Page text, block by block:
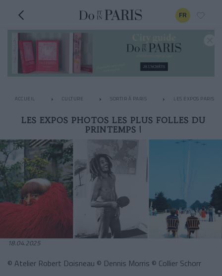
FR
ACCUEIL CULTURE SORTIR À PARIS LES EXPOS
LES EXPOS PHOTOS LES PLUS FOLLES DU
PRINTEMPS !
18.04.2025
© Atelier Robert Doisneau © Dennis Morris © Collier Schorr